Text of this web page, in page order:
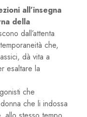
all’insegna
della
dall’attenta
che,
dà vita a
esaltare la
che
che li indossa